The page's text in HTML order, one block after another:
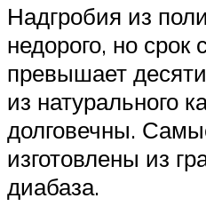
Надгробия из
недорого, но
превышает
из натурального
долговечны.
изготовлены из
диабаза.